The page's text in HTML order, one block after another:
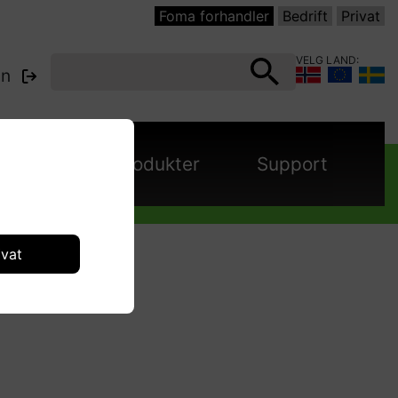
Foma forhandler Bedrift Privat
VELG LAND:
Produkter Support